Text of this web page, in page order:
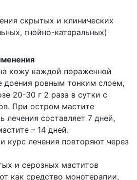
скрытых и клинических
гнойно-катаральных)
кожу каждой пораженной
доения ровным тонким слоем,
20-30 г 2 раза в сутки с
При остром мастите
лечения составляет 7 дней,
– 14 дней.
курс лечения повторяют через
и серозных маститов
как средство монотерапии,